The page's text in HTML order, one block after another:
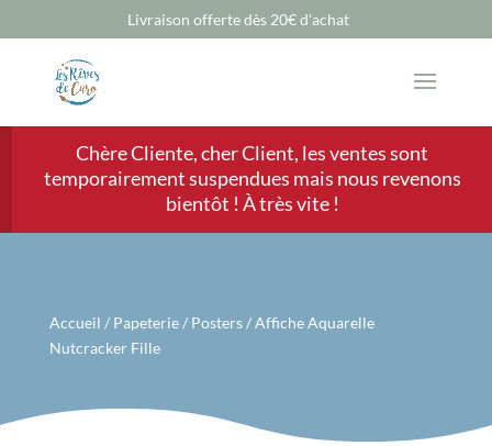
Livraison offerte dès 20€ d'achat
Chère Cliente, cher Client, les ventes sont
temporairement suspendues mais nous revenons
bientôt ! À très vite !
Accueil / Papeterie/ Posters/ Affiche Aquarelle
Nutcracker Fille